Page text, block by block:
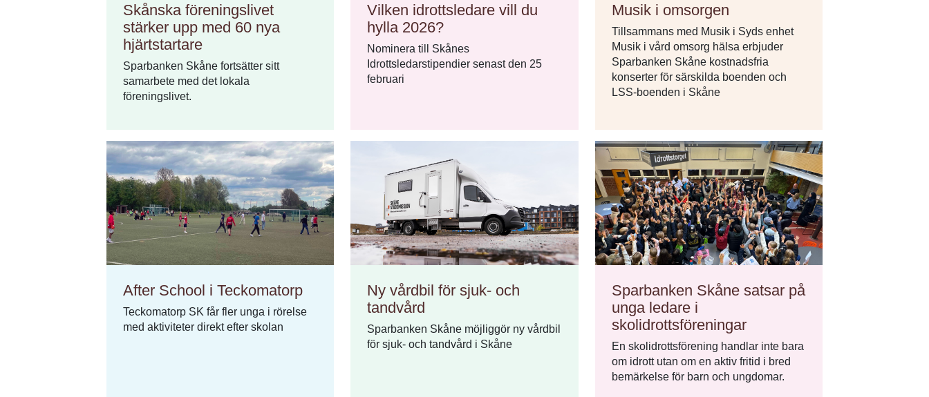
Skånska föreningslivet
stärker upp med 60 nya
hjärtstartare
Sparbanken Skåne fortsätter sitt
samarbete med det lokala
föreningslivet.
Vilken idrottsledare vill du
hylla 2026?
Nominera till Skånes
Idrottsledarstipendier senast den 25
februari
Musik i omsorgen
Tillsammans med Musik i Syds enhet
Musik i vård omsorg hälsa erbjuder
Sparbanken Skåne kostnadsfria
konserter för särskilda boenden och
LSS-boenden i Skåne
After School i Teckomatorp
Teckomatorp SK får fler unga i rörelse
med aktiviteter direkt efter skolan
Ny vårdbil för sjuk- och
tandvård
Sparbanken Skåne möjliggör ny vårdbil
för sjuk- och tandvård i Skåne
Sparbanken Skåne satsar på
unga ledare i
skolidrottsföreningar
En skolidrottsförening handlar inte bara
om idrott utan om en aktiv fritid i bred
bemärkelse för barn och ungdomar.